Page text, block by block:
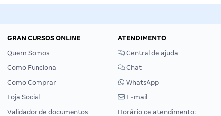
GRAN CURSOS ONLINE
Quem Somos
Como Funciona
Como Comprar
Loja Social
Validador de documentos
ATENDIMENTO
Central de ajuda
Chat
WhatsApp
E-mail
Horário de atendimento: